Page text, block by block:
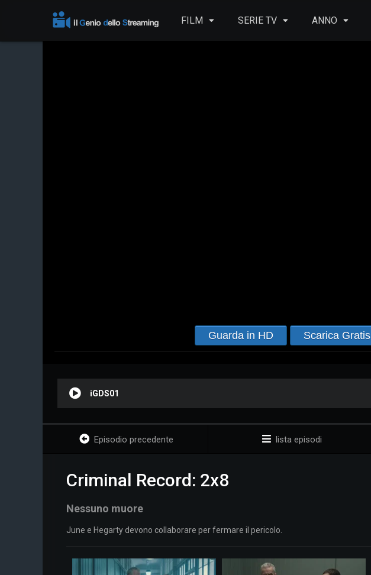
FILM SERIE TV ANNO
Guarda in HD Scarica Gratis
iGDS01
Episodio precedente lista episodi
Criminal Record: 2x8
Nessuno muore
June e Hegarty devono collaborare per fermare il pericolo.